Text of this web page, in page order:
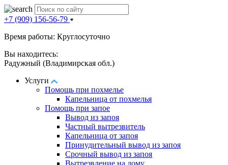
+7 (909) 156-56-79
Время работы: Круглосуточно
Вы находитесь:
Радужный (Владимирская обл.)
Услуги
Помощь при похмелье
Капельница от похмелья
Помощь при запое
Вывод из запоя
Частный вытрезвитель
Капельница от запоя
Принудительный вывод из запоя
Срочный вывод из запоя
Вытрезвление на дому